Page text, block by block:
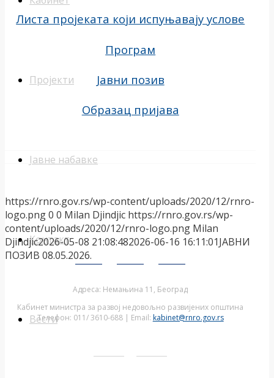
Пројекти
Јавне набавке
Контакт
Вести
Листа пројеката који испуњавају услове
Програм
Јавни позив
Образац пријава
https://rnro.gov.rs/wp-content/uploads/2020/12/rnro-
logo.png0 0 Milan Djindjic https://rnro.gov.rs/wp-
content/uploads/2020/12/rnro-logo.png Milan
Djindjic2026-05-08 21:08:482026-06-16 16:11:01ЈАВНИ
ПОЗИВ 08.05.2026.
Адреса: Немањина 11, Београд
Кабинет министра за развој недовољно развијених општина
Телефон: 011/ 3610-688 | Email: kabinet@rnro.gov.rs